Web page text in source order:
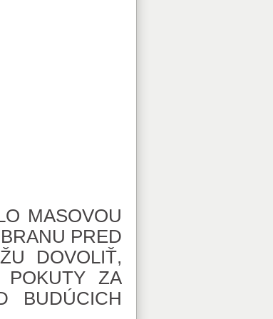
MASOVOU
PRED
DOVOLIŤ,
POKUTY ZA
BUDÚCICH